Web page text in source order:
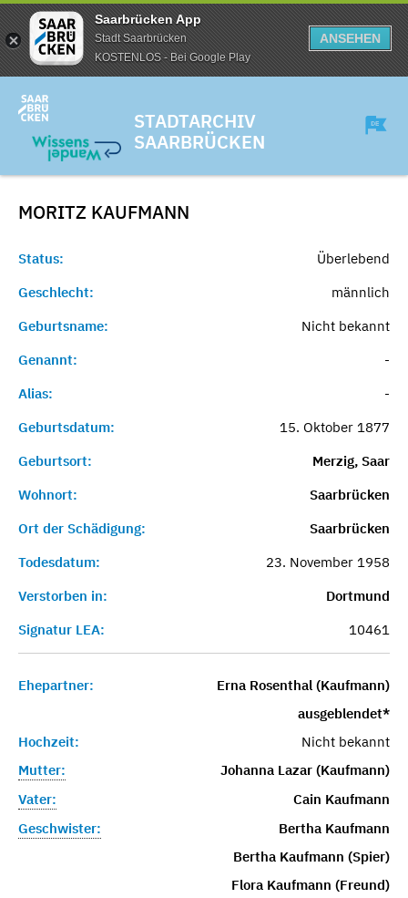
Saarbrücken App
Stadt Saarbrücken
KOSTENLOS - Bei Google Play
ANSEHEN
STADTARCHIV
SAARBRÜCKEN
MORITZ KAUFMANN
Status:
Überlebend
Geschlecht:
männlich
Geburtsname:
Nicht bekannt
Genannt:
-
Alias:
-
Geburtsdatum:
15. Oktober 1877
Geburtsort:
Merzig, Saar
Wohnort:
Saarbrücken
Ort der Schädigung:
Saarbrücken
Todesdatum:
23. November 1958
Verstorben in:
Dortmund
Signatur LEA:
10461
Ehepartner:
Erna Rosenthal (Kaufmann)
ausgeblendet*
Hochzeit:
Nicht bekannt
Mutter:
Johanna Lazar (Kaufmann)
Vater:
Cain Kaufmann
Geschwister:
Bertha Kaufmann
Bertha Kaufmann (Spier)
Flora Kaufmann (Freund)